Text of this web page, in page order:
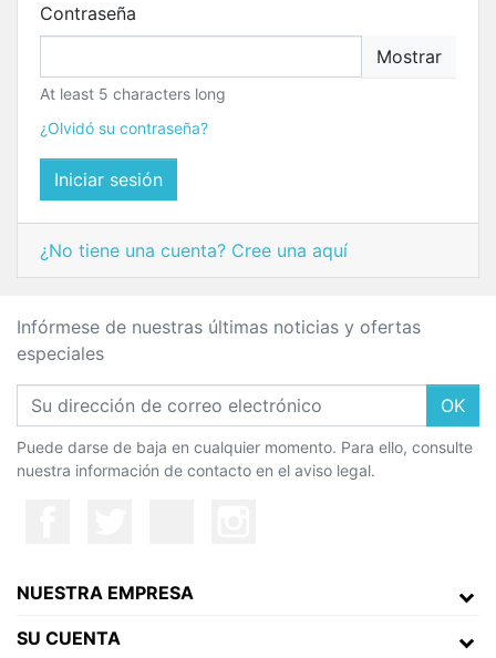
Contraseña
Mostrar
At least 5 characters long
¿Olvidó su contraseña?
Iniciar sesión
¿No tiene una cuenta? Cree una aquí
Infórmese de nuestras últimas noticias y ofertas
especiales
OK
Puede darse de baja en cualquier momento. Para ello, consulte
nuestra información de contacto en el aviso legal.
NUESTRA EMPRESA
SU CUENTA